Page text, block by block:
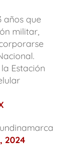
años que
militar,
Estación
2024